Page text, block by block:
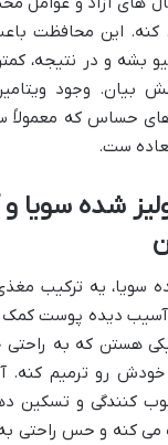
این محافظت
بشه و در نتیجه،
حساس که معمولاً
ست.
شده سویا و
سویا، یه ترکیب
آسیب دیده پوست کمک
هستن که به
رو ترمیم کنه.
کنندگی و تسکین
می کنه و حس راحتی